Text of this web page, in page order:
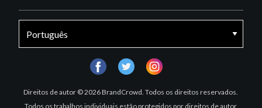
Direitos de autor © 2026 BrandCrowd. Todos os direitos reservados.
Todos os trabalhos individuais estão protegidos por direitos de autor
facebooktwitter instagram